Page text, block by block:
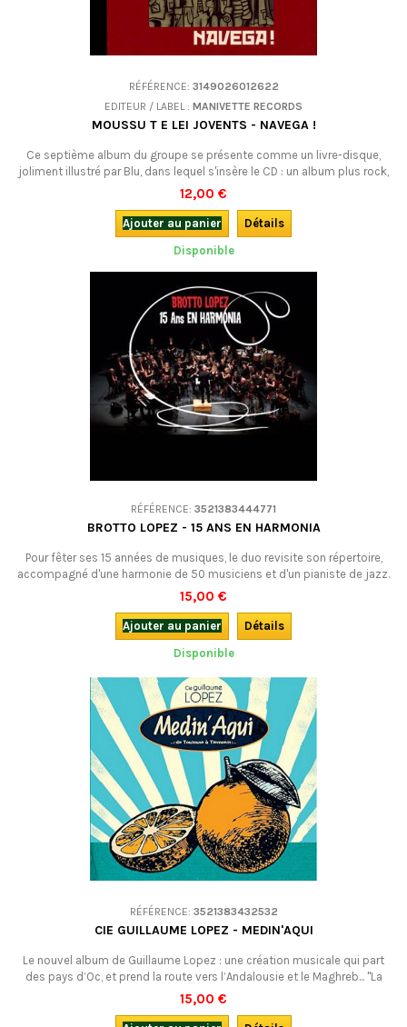
RÉFÉRENCE: 3149026012622
EDITEUR / LABEL : MANIVETTE RECORDS
MOUSSU T E LEI JOVENTS - NAVEGA !
Ce septième album du groupe se présente comme un livre-disque,
joliment illustré par Blu, dans lequel s'insère le CD : un album plus rock,
sans sacrifier les ballades tendres, plus blues et world, et qui donne une
place de choix à l’occitan. Vous y retrouverez le charme de ce groupe,
plus nostalgique que jamais.
12,00 €
Ajouter au panier
Détails
Disponible
RÉFÉRENCE: 3521383444771
BROTTO LOPEZ - 15 ANS EN HARMONIA
Pour fêter ses 15 années de musiques, le duo revisite son répertoire,
accompagné d'une harmonie de 50 musiciens et d'un pianiste de jazz.
L'album commence par du hip-hop et se prolonge en véritables suites
orchestrales qu'on écoutera avec plaisir, même si l'on est pas danseur !
15,00 €
Ajouter au panier
Détails
Disponible
RÉFÉRENCE: 3521383432532
CIE GUILLAUME LOPEZ - MEDIN'AQUI
Le nouvel album de Guillaume Lopez : une création musicale qui part
des pays d’Oc, et prend la route vers l’Andalousie et le Maghreb... "La
borrèia, lo rondèu, chaabí e gnawà...... Medin'aquí medin'allàLa musique
de mes ancêtres, c'est ça" dit la chanson qui ouvre l'album et lui donne
15,00 €